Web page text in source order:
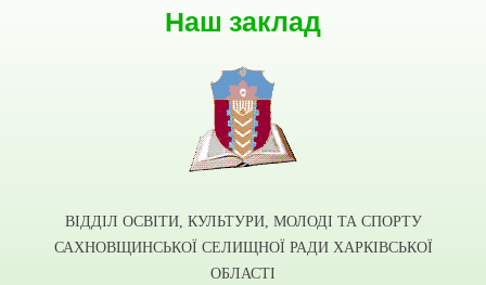
Наш заклад
ВІДДІЛ ОСВІТИ, КУЛЬТУРИ, МОЛОДІ ТА СПОРТУ
САХНОВЩИНСЬКОЇ СЕЛИЩНОЇ РАДИ ХАРКІВСЬКОЇ
ОБЛАСТІ